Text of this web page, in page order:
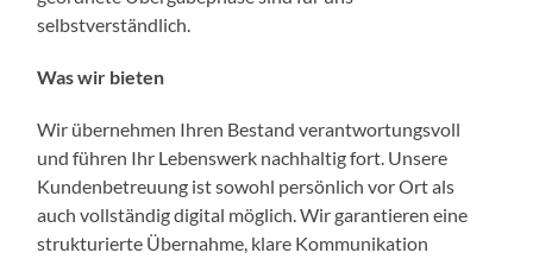
selbstverständlich.
Was wir bieten
Wir übernehmen Ihren Bestand verantwortungsvoll
und führen Ihr Lebenswerk nachhaltig fort. Unsere
Kundenbetreuung ist sowohl persönlich vor Ort als
auch vollständig digital möglich. Wir garantieren eine
strukturierte Übernahme, klare Kommunikation